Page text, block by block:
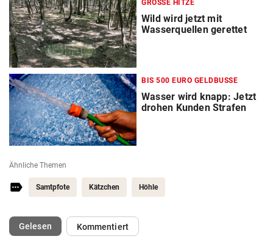
GROSSE HITZE
Wild wird jetzt mit
Wasserquellen gerettet
BIS 500 EURO GELDBUSSE
Wasser wird knapp: Jetzt
drohen Kunden Strafen
Ähnliche Themen
Samtpfote Kätzchen Höhle
Gelesen(ausgewählt)Kommentiert